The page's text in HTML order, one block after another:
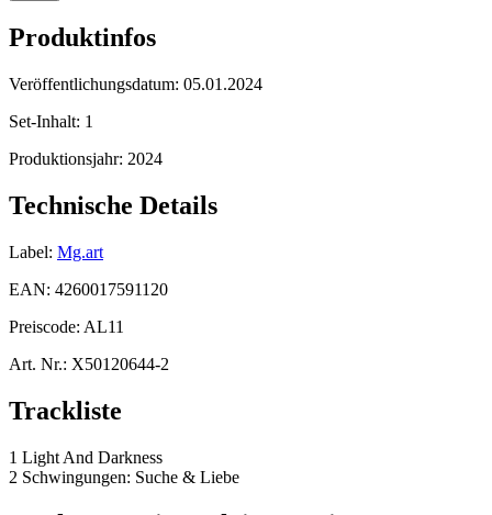
Produktinfos
Veröffentlichungsdatum: 05.01.2024
Set-Inhalt: 1
Produktionsjahr: 2024
Technische Details
Label: Mg.art
EAN: 4260017591120
Preiscode: AL11
Art. Nr.: X50120644-2
Trackliste
1 Light And Darkness
2 Schwingungen: Suche & Liebe